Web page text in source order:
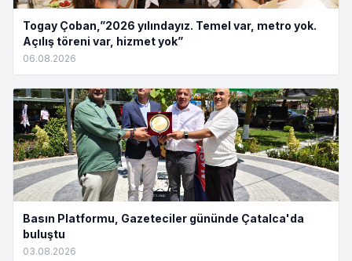
Togay Çoban,”2026 yılındayız. Temel var, metro yok.
Açılış töreni var, hizmet yok”
06.08.2026
Basın Platformu, Gazeteciler gününde Çatalca'da
buluştu
03.08.2026